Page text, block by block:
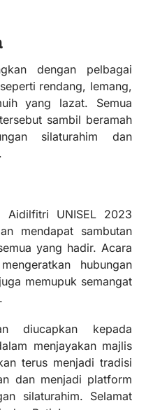
dengan pelbagai
rendang, lemang,
yang lazat. Semua
sambil beramah
silaturahim dan
Aidilfitri UNISEL 2023
mendapat sambutan
yang hadir. Acara
hubungan
memupuk semangat
diucapkan kepada
menjayakan majlis
terus menjadi tradisi
dan menjadi platform
silaturahim. Selamat